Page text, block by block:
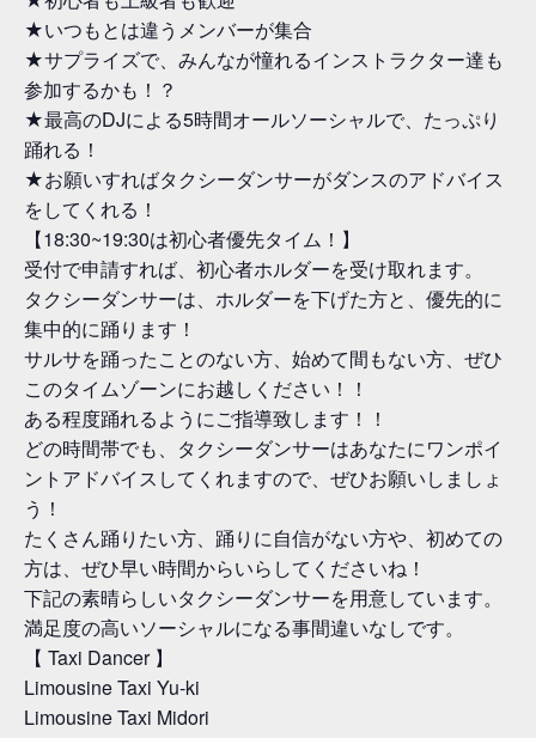
★いつもとは違うメンバーが集合
★サプライズで、みんなが憧れるインストラクター達も
参加するかも！？
★最高のDJによる5時間オールソーシャルで、たっぷり
踊れる！
★お願いすればタクシーダンサーがダンスのアドバイス
をしてくれる！
【18:30~19:30は初心者優先タイム！】
受付で申請すれば、初心者ホルダーを受け取れます。
タクシーダンサーは、ホルダーを下げた方と、優先的に
集中的に踊ります！
サルサを踊ったことのない方、始めて間もない方、ぜひ
このタイムゾーンにお越しください！！
ある程度踊れるようにご指導致します！！
どの時間帯でも、タクシーダンサーはあなたにワンポイ
ントアドバイスしてくれますので、ぜひお願いしましょ
う！
たくさん踊りたい方、踊りに自信がない方や、初めての
方は、ぜひ早い時間からいらしてくださいね！
下記の素晴らしいタクシーダンサーを用意しています。
満足度の高いソーシャルになる事間違いなしです。
【 Taxi Dancer 】
Limousine Taxi Yu-ki
Limousine Taxi Midori